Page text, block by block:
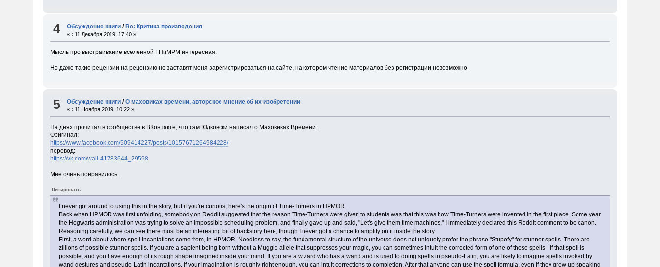
4 Обсуждение книги / Re: Критика произведения
« : 11 Декабря 2019, 17:40 »
Мысль про выстраивание вселенной ГПиМРМ интересная.
Но даже такие рецензии на рецензию не заставят меня зарегистрироваться на сайте, на котором чтение материалов без регистрации невозможно.
5 Обсуждение книги /О маховиках времени, авторское мнение об их изобретении
« : 11 Ноября 2019, 10:22 »
На днях прочитал в сообществе в ВКонтакте, что сам Юдковски написал о Маховиках Времени .
Оригинал:
https://www.facebook.com/509414227/posts/10157671264984228/
перевод:
https://vk.com/wall-41783644_29598
Мне очень понравилось.
Цитировать
I never got around to using this in the story, but if you're curious, here's the origin of Time-Turners in HPMOR.
Back when HPMOR was first unfolding, somebody on Reddit suggested that the reason Time-Turners were given to students was that this was how Time-Turners were invented in the first place. Some year
the Hogwarts administration was trying to solve an impossible scheduling problem, and finally gave up and said, "Let's give them time machines." I immediately declared this Reddit comment to be canon.
Reasoning carefully, we can see there must be an interesting bit of backstory here, though I never got a chance to amplify on it inside the story.
First, a word about where spell incantations come from, in HPMOR. Needless to say, the fundamental structure of the universe does not uniquely prefer the phrase "Stupefy" for stunner spells. There are
zillions of possible stunner spells. If you are a sapient being born without a Muggle allele that suppresses your magic, you can sometimes intuit the corrected form of one of those spells - if that spell is
possible, and you have enough of its rough shape imagined inside your mind. If you are a wizard who has a wand and is used to doing spells in pseudo-Latin, you are likely to imagine spells invoked by
wand gestures and pseudo-Latin incantations. If your imagination is roughly right enough, you can intuit corrections to completion. After that anyone can use the spell formula, even if they grew up speaking